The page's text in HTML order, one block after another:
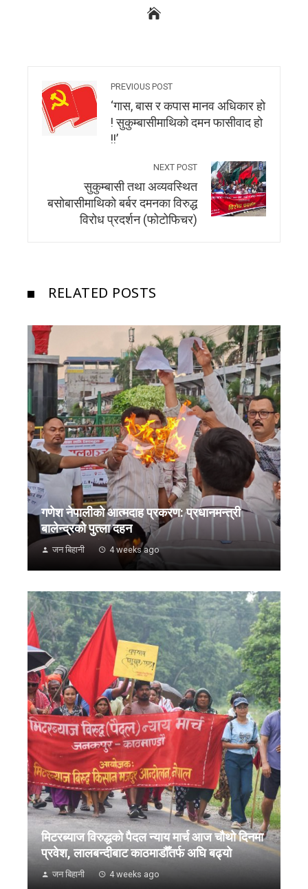
PREVIOUS POST
‘गास, बास र कपास मानव अधिकार हो
! सुकुम्बासीमाथिको दमन फासीवाद हो
!!’
NEXT POST
सुकुम्बासी तथा अव्यवस्थित
बसोबासीमाथिको बर्बर दमनका विरुद्ध
विरोध प्रदर्शन (फोटोफिचर)
RELATED POSTS
गणेश नेपालीको आत्मदाह प्रकरण: प्रधानमन्त्री
बालेन्द्रको पुत्ला दहन
जन बिहानी 4 weeks ago
मिटरब्याज विरुद्धको पैदल न्याय मार्च आज चौथो दिनमा
प्रवेश, लालबन्दीबाट काठमाडौँतर्फ अघि बढ्यो
जन बिहानी 4 weeks ago